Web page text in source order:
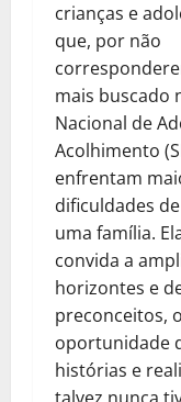
crianças e
que, por não
mais buscado
Nacional de
Acolhimento
enfrentam
dificuldades
uma família.
convida a
horizontes e
preconceitos,
oportunidade
histórias e